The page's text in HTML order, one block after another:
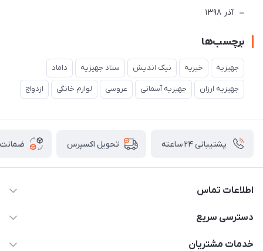
آذر 1398
برچسب‌ها
جهیزیه خیریه نیک اندیش ستاد جهیزیه داماد
جهیزیه ارزان جهیزیه آسمانی عروسی لوازم خانگی ازدواج
پشتیبانی ۲۴ ساعته تحویل اکسپرس ضمانت
اطلاعات تماس
02177111474
دسترسی سریع
حساب کاربری
خدمات مشتریان